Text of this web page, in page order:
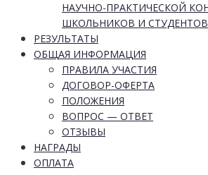
НАУЧНО-ПРАКТИЧЕСКОЙ
ШКОЛЬНИКОВ И СТУДЕНТОВ
РЕЗУЛЬТАТЫ
ОБЩАЯ ИНФОРМАЦИЯ
ПРАВИЛА УЧАСТИЯ
ДОГОВОР-ОФЕРТА
ПОЛОЖЕНИЯ
ВОПРОС — ОТВЕТ
ОТЗЫВЫ
НАГРАДЫ
ОПЛАТА